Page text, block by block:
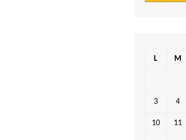
L M
3 4
10 11